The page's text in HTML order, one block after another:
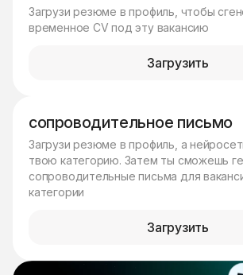
Загрузи резюме в профиль, чтобы
временное CV под эту вакансию
Загрузить
сопроводительное письмо
Загрузи резюме в профиль, а
твою категорию. Затем ты сможешь
сопроводительные письма для
категории
Загрузить